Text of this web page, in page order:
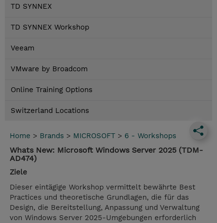
TD SYNNEX
TD SYNNEX Workshop
Veeam
VMware by Broadcom
Online Training Options
Switzerland Locations
Home > Brands > MICROSOFT > 6 - Workshops
Whats New: Microsoft Windows Server 2025 (TDM-
AD474)
Ziele
Dieser eintägige Workshop vermittelt bewährte Best
Practices und theoretische Grundlagen, die für das
Design, die Bereitstellung, Anpassung und Verwaltung
von Windows Server 2025-Umgebungen erforderlich